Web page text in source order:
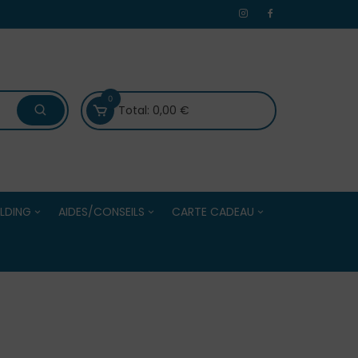
0
Total: 0,00 €
Adultes
AIDES/CONSEILS
pétanque
CARTE CADEAU